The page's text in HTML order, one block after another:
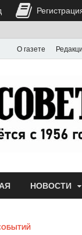
О газете
НОВОСТИ